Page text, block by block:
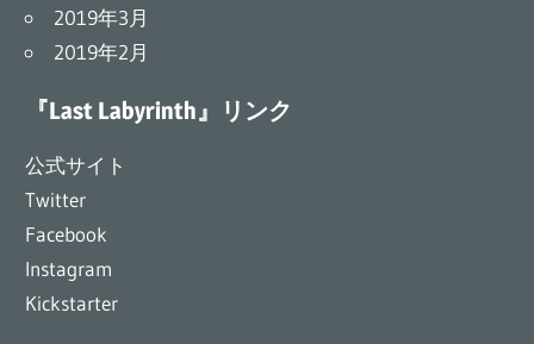
2019年3月
2019年2月
『Last Labyrinth』リンク
公式サイト
Twitter
Facebook
Instagram
Kickstarter